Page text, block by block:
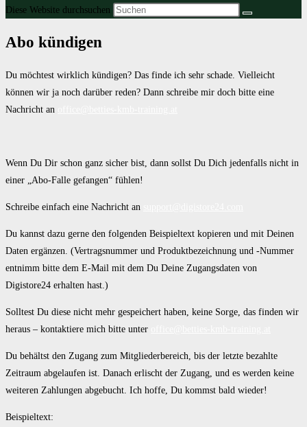
Diese Website durchsuchen
Abo kündigen
Du möchtest wirklich kündigen? Das finde ich sehr schade. Vielleicht
können wir ja noch darüber reden? Dann schreibe mir doch bitte eine
Nachricht an
Wenn Du Dir schon ganz sicher bist, dann sollst Du Dich jedenfalls nicht in
einer „Abo-Falle gefangen“ fühlen!
Schreibe einfach eine Nachricht an
Du kannst dazu gerne den folgenden Beispieltext kopieren und mit Deinen
Daten ergänzen. (Vertragsnummer und Produktbezeichnung und -Nummer
entnimm bitte dem E-Mail mit dem Du Deine Zugangsdaten von
Digistore24 erhalten hast.)
Solltest Du diese nicht mehr gespeichert haben, keine Sorge, das finden wir
heraus – kontaktiere mich bitte unter
Du behältst den Zugang zum Mitgliederbereich, bis der letzte bezahlte
Zeitraum abgelaufen ist. Danach erlischt der Zugang, und es werden keine
weiteren Zahlungen abgebucht. Ich hoffe, Du kommst bald wieder!
Beispieltext: